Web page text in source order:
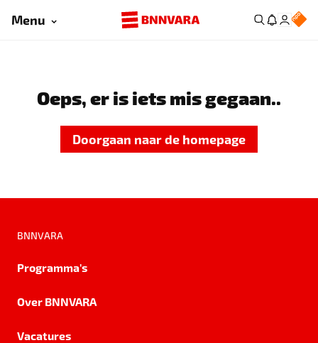
Menu
Oeps, er is iets mis gegaan..
Doorgaan naar de homepage
BNNVARA
Programma's
Over BNNVARA
Vacatures